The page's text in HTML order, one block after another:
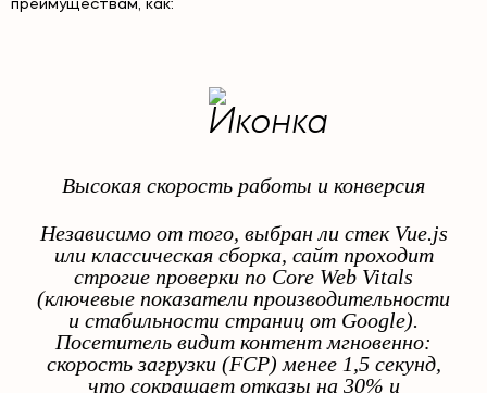
преимуществам, как:
Высокая скорость работы и конверсия
Независимо от того, выбран ли стек Vue.js
или классическая сборка, сайт проходит
строгие проверки по Core Web Vitals
(ключевые показатели производительности
и стабильности страниц от Google).
Посетитель видит контент мгновенно:
скорость загрузки (FCP) менее 1,5 секунд,
что сокращает отказы на 30% и